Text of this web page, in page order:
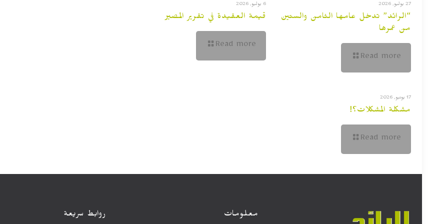
27 يوليو, 2026
“الرائد” تدخل عامها الثامن والستين
من عمرها
Read more
6 يوليو, 2026
قيمة العقيدة في تقرير المصير
Read more
17 يونيو, 2026
مشكلة المشكلات؟!
Read more
معلومات روابط سريعة